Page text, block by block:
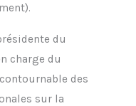
du
charge du
des
sur la